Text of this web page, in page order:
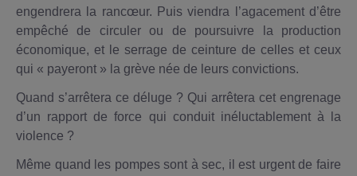
engendrera la rancœur. Puis viendra l’agacement d’être
empêché de circuler ou de poursuivre la production
économique, et le serrage de ceinture de celles et ceux
qui « payeront » la grève née de leurs convictions.
Quand s’arrêtera ce déluge ? Qui arrêtera cet engrenage
d’un rapport de force qui conduit inéluctablement à la
violence ?
Même quand les pompes sont à sec, il est urgent de faire